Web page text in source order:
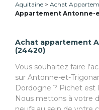
Aquitaine
Achat
Appartement Antonne-
Achat appartement
(24420)
Vous souhaitez faire
sur Antonne-et-
Dordogne ? Pichet est
Nous mettons à votre